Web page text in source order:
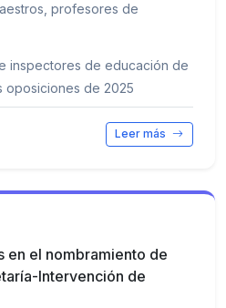
profesores de
inspectores de educación de
oposiciones de 2025
Leer más
en el nombramiento de
Intervención de